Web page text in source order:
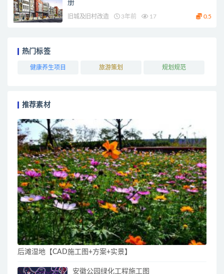
册
旧城及旧村改造 3年前 17 0.5
热门标签
健康养生项目 旅游策划 规划规范
推荐素材
后滩湿地【CAD施工图+方案+实景】
安徽公园绿化工程施工图